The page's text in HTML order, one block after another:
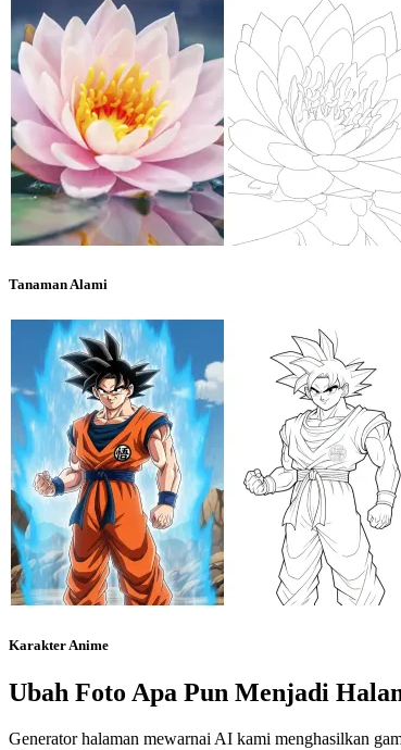
Tanaman Alami
Karakter Anime
Ubah Foto Apa Pun Menjadi
Generator halaman mewarnai AI kami menghasilkan